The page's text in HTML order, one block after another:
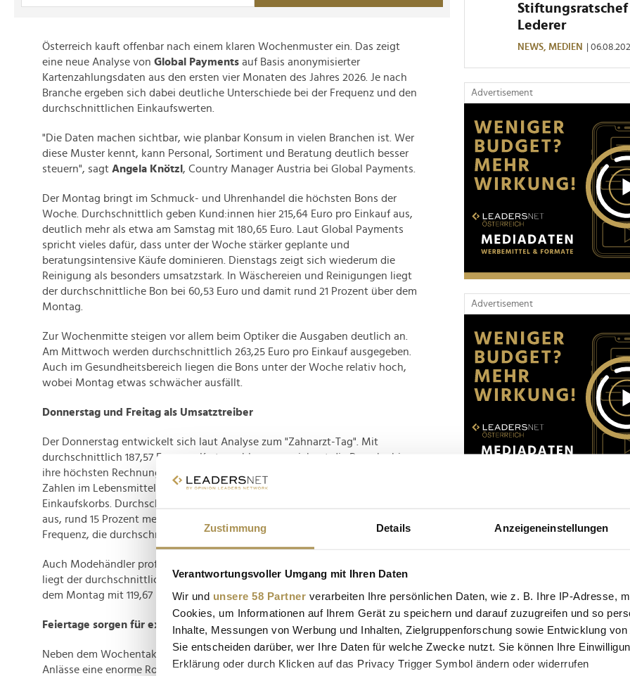
Zustimmung Details Anzeigeneinstellungen
Verantwortungsvoller Umgang mit Ihren Daten
Wir und unsere 58 Partner verarbeiten Ihre persönlichen Daten, wie z. B. Ihre IP-Adresse,
Cookies, um Informationen auf Ihrem Gerät zu speichern und darauf zuzugreifen und so
Inhalte, Messungen von Werbung und Inhalten, Zielgruppenforschung sowie Entwicklung
Sie entscheiden darüber, wer Ihre Daten für welche Zwecke nutzt. Sie können Ihre
Erklärung oder durch Klicken auf das Privacy Trigger Symbol ändern oder widerrufen
Österreich kauft offenbar nach einem klaren Wochenmuster ein. Das zeigt
eine neue Analyse von Global Payments auf Basis anonymisierter
Kartenzahlungsdaten aus den ersten vier Monaten des Jahres 2026. Je nach
Branche ergeben sich dabei deutliche Unterschiede bei der Frequenz und den
durchschnittlichen Einkaufswerten.
"Die Daten machen sichtbar, wie planbar Konsum in vielen Branchen ist. Wer
diese Muster kennt, kann Personal, Sortiment und Beratung deutlich besser
steuern", sagt Angela Knötzl , Country Manager Austria bei Global Payments.
Der Montag bringt im Schmuck- und Uhrenhandel die höchsten Bons der
Woche. Durchschnittlich geben Kund:innen hier 215,64 Euro pro Einkauf aus,
deutlich mehr als etwa am Samstag mit 180,65 Euro. Laut Global Payments
spricht vieles dafür, dass unter der Woche stärker geplante und
beratungsintensive Käufe dominieren. Dienstags zeigt sich wiederum die
Reinigung als besonders umsatzstark. In Wäschereien und Reinigungen liegt
der durchschnittliche Bon bei 60,53 Euro und damit rund 21 Prozent über dem
Montag.
Zur Wochenmitte steigen vor allem beim Optiker die Ausgaben deutlich an.
Am Mittwoch werden durchschnittlich 263,25 Euro pro Einkauf ausgegeben.
Auch im Gesundheitsbereich liegen die Bons unter der Woche relativ hoch,
wobei Montag etwas schwächer ausfällt.
Donnerstag und Freitag als Umsatztreiber
Der Donnerstag entwickelt sich laut Analyse zum "Zahnarzt-Tag". Mit
durchschnittlich 187,57 Euro pro Kartenzahlung verzeichnet die Branche hier
ihre höchsten Rechnungsbeträge der Woche. Besonders spannend sind die
Zahlen im Lebensmittelhandel. Der Freitag ist klar der Tag des größten
Einkaufskorbs. Durchschnittlich geben Kund:innen hier 30,79 Euro pro Einkauf
aus, rund 15 Prozent mehr als am Mittwoch. Am Samstag steigt zwar die
Frequenz, die durchschnittlichen Bons fallen jedoch wieder niedriger aus.
Auch Modehändler profitieren stark vom Wochenende. Im Bekleidungsbereich
liegt der durchschnittliche Bon am Samstag mit 146,85 Euro deutlich über
dem Montag mit 119,67 Euro.
Feiertage sorgen für extreme Ausschläge
Neben dem Wochentakt spielen laut Global Payments auch besondere
Anlässe eine enorme Rolle. So lag der durchschnittliche Bon in
Stiftungsratschef
Lederer
NEWS, MEDIEN |
Advertisement
Advertisement